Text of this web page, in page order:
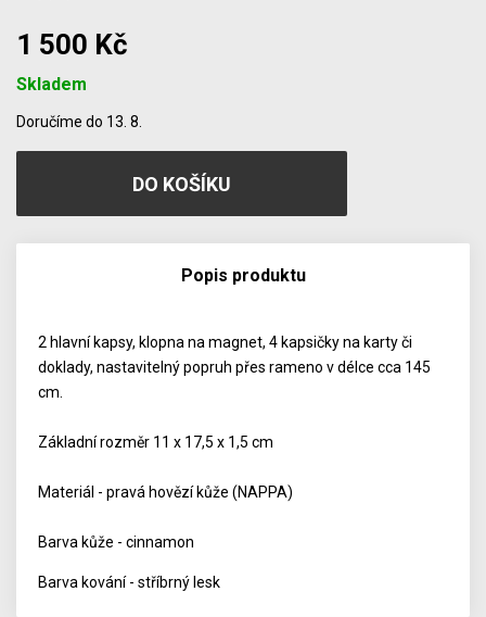
1 500 Kč
Skladem
Doručíme do 13. 8.
Popis produktu
2 hlavní kapsy, klopna na magnet, 4 kapsičky na karty či
doklady, nastavitelný popruh přes rameno v délce cca 145
cm.
Základní rozměr 11 x 17,5 x 1,5 cm
Materiál - pravá hovězí kůže (NAPPA)
Barva kůže - cinnamon
Barva kování - stříbrný lesk